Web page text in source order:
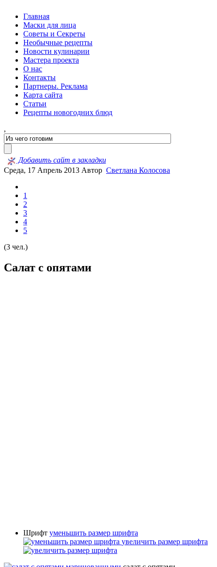
Главная
Маски для лица
Советы и Секреты
Необычные рецепты
Новости кулинарии
Мастера проекта
О нас
Контакты
Партнеры. Реклама
Карта сайта
Статьи
Рецепты новогодних блюд
,
Добавить сайт в закладки
Среда, 17 Апрель 2013 Автор Светлана Колосова
1
2
3
4
5
(3 чел.)
Салат с опятами
Шрифт уменьшить размер шрифта
увеличить размер шрифта